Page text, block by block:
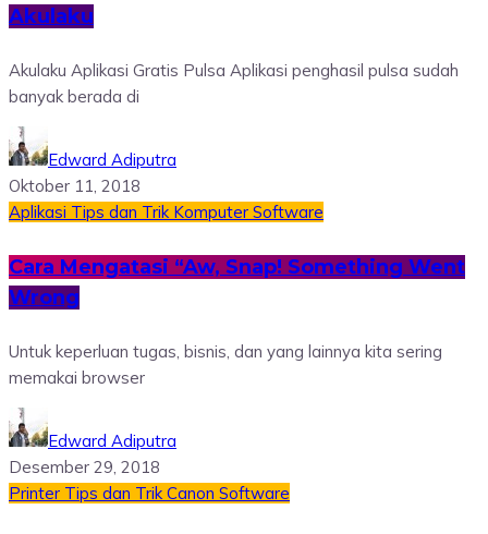
Akulaku
Akulaku Aplikasi Gratis Pulsa Aplikasi penghasil pulsa sudah
banyak berada di
Edward Adiputra
Oktober 11, 2018
Aplikasi Tips dan Trik Komputer Software
Cara Mengatasi “Aw, Snap! Something Went
Wrong
Untuk keperluan tugas, bisnis, dan yang lainnya kita sering
memakai browser
Edward Adiputra
Desember 29, 2018
Printer Tips dan TrikCanon Software